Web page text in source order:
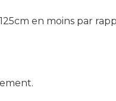
en moins par